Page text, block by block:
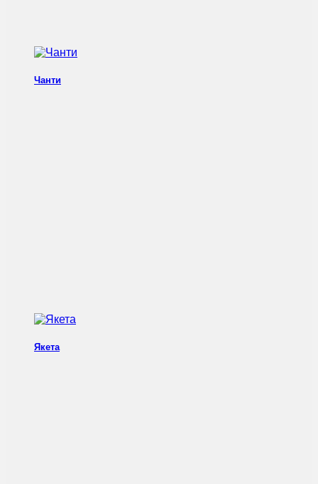
Чанти
Якета